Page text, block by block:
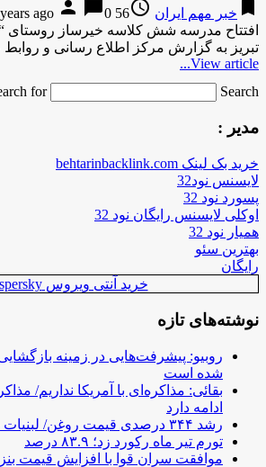
bookmark خبر مهم ایران access_time
56 years ago
person chat_bubble0
تبریز به گزارش مرکز اطلاع رسانی و
View article...
for
Search …
مدیر :
خرید بک لینک behtarinbacklink.com
لایسنس نود32
پسورد نود 32
اوکلی لایسنس رایگان نود 32
همیار نود 32
بهترین سئو
رایگان
خرید آنتی ویروس Kaspersky
نوشته‌های تازه
روبیو: پیشرفت‌هایی در زمینه
شده است
بقائی: مذاکره‌ای با آمریکا نداریم/
ادامه دارد
رشد ۳۴۴ درصدی قیمت روغن/ لبنیات چقدر گران شد؟
تورم تیر ماه رکورد زد؛ ۸۳.۹ درصد
موافقت سران قوا با افزایش قیمت